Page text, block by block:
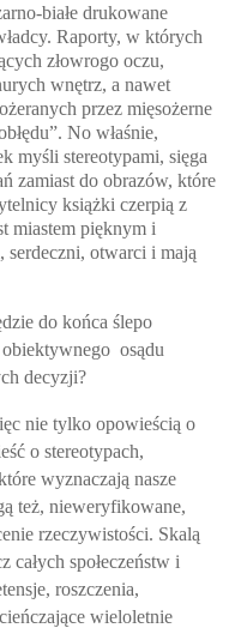
białe drukowane
Raporty, w których
złowrogo oczu,
wnętrz, a nawet
przez mięsożerne
No właśnie,
myśli stereotypami, sięga
zamiast do obrazów, które
książki czerpią z
miastem pięknym i
serdeczni, otwarci i mają
do końca ślepo
osądu
decyzji?
nie tylko opowieścią o
o stereotypach,
wyznaczają nasze
też, nieweryfikowane,
rzeczywistości. Skalą
społeczeństw i
roszczenia,
wieloletnie